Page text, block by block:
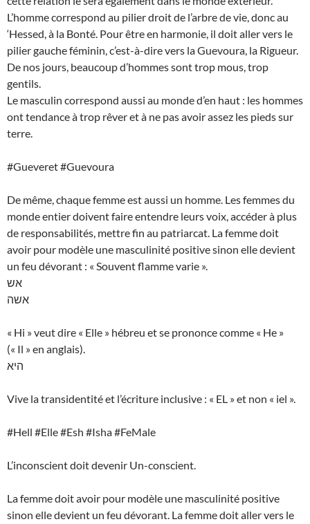
L’homme correspond au pilier droit de l’arbre de vie, donc au
‘Hessed, à la Bonté. Pour être en harmonie, il doit aller vers le
pilier gauche féminin, c’est-à-dire vers la Guevoura, la Rigueur.
De nos jours, beaucoup d’hommes sont trop mous, trop
gentils.
Le masculin correspond aussi au monde d’en haut : les hommes
ont tendance à trop rêver et à ne pas avoir assez les pieds sur
terre.
#Gueveret #Guevoura
De même, chaque femme est aussi un homme. Les femmes du
monde entier doivent faire entendre leurs voix, accéder à plus
de responsabilités, mettre fin au patriarcat. La femme doit
avoir pour modèle une masculinité positive sinon elle devient
un feu dévorant : « Souvent flamme varie ».
אש
אשה
« Hi » veut dire « Elle » hébreu et se prononce comme « He »
(« Il » en anglais).
היא
Vive la transidentité et l’écriture inclusive : « EL » et non « iel ».
#Hell #Elle #Esh #Isha #FeMale
L’inconscient doit devenir Un-conscient.
La femme doit avoir pour modèle une masculinité positive
sinon elle devient un feu dévorant. La femme doit aller vers le